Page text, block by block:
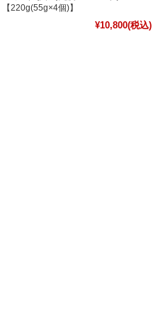
【220g(55g×4個)】
¥10,800(税込)